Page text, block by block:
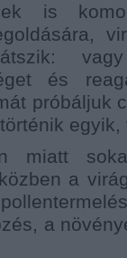
is
látszik:
és
próbáljuk
miatt
a
a